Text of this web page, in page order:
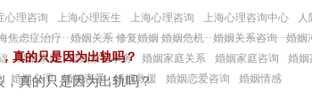
心理咨询 上海心理医生 上海心理咨询 上海心理咨询中心 人
焦虑症治疗 婚姻关系 修复婚姻 婚姻危机 婚姻关系咨询 婚姻
婚姻家庭 婚姻家庭事务 婚姻家庭关系 婚姻家庭咨询 婚姻
婚姻心理 婚姻恋爱 婚姻救援 婚姻恋爱咨询 婚姻情感
真的只是因为出轨吗？
，真的只是因为出轨吗？